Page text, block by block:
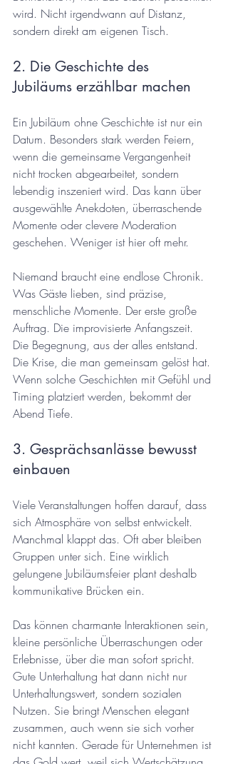
wird. Nicht irgendwann auf Distanz,
sondern direkt am eigenen Tisch.
2. Die Geschichte des
Jubiläums erzählbar machen
Ein Jubiläum ohne Geschichte ist nur ein
Datum. Besonders stark werden Feiern,
wenn die gemeinsame Vergangenheit
nicht trocken abgearbeitet, sondern
lebendig inszeniert wird. Das kann über
ausgewählte Anekdoten, überraschende
Momente oder clevere Moderation
geschehen. Weniger ist hier oft mehr.
Niemand braucht eine endlose Chronik.
Was Gäste lieben, sind präzise,
menschliche Momente. Der erste große
Auftrag. Die improvisierte Anfangszeit.
Die Begegnung, aus der alles entstand.
Die Krise, die man gemeinsam gelöst hat.
Wenn solche Geschichten mit Gefühl und
Timing platziert werden, bekommt der
Abend Tiefe.
3. Gesprächsanlässe bewusst
einbauen
Viele Veranstaltungen hoffen darauf, dass
sich Atmosphäre von selbst entwickelt.
Manchmal klappt das. Oft aber bleiben
Gruppen unter sich. Eine wirklich
gelungene Jubiläumsfeier plant deshalb
kommunikative Brücken ein.
Das können charmante Interaktionen sein,
kleine persönliche Überraschungen oder
Erlebnisse, über die man sofort spricht.
Gute Unterhaltung hat dann nicht nur
Unterhaltungswert, sondern sozialen
Nutzen. Sie bringt Menschen elegant
zusammen, auch wenn sie sich vorher
nicht kannten. Gerade für Unternehmen ist